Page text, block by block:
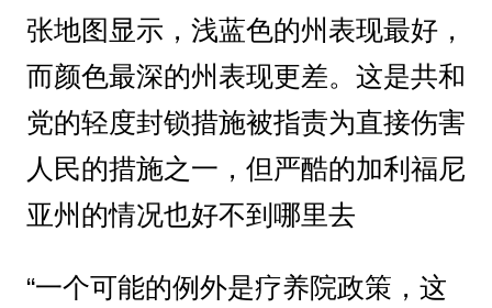
张地图显示，浅蓝色的州表现最好，
而颜色最深的州表现更差。这是共和
党的轻度封锁措施被指责为直接伤害
人民的措施之一，但严酷的加利福尼
亚州的情况也好不到哪里去
“一个可能的例外是疗养院政策，这